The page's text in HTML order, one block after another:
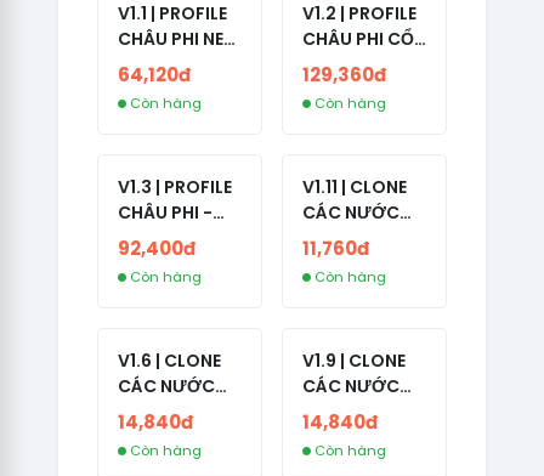
V1.1 | PROFILE
CHÂU PHI NEW
- NO 2FA - ĐA
SỐ BẠN BÈ
CAO
64,120đ
Còn hàng
V1.2 | PROFILE
CHÂU PHI CỔ
- NO 2FA -
LIVE ADS -
NĂM TẠO
129,360đ
Còn hàng
V1.3 | PROFILE
CHÂU PHI -
NO 2FA - LIVE
ADS
92,400đ
Còn hàng
V1.11 | CLONE
CÁC NƯỚC
CÓ 2FA -
INDIA - HÀNG
1 HOTMAIL
11,760đ
Còn hàng
V1.6 | CLONE
CÁC NƯỚC
CÓ 2FA -
GERMANY -
TKQC TẠO
14,840đ
Còn hàng
V1.9 | CLONE
CÁC NƯỚC
CÓ 2FA -
THAILAND -
VER MAIL
14,840đ
Còn hàng